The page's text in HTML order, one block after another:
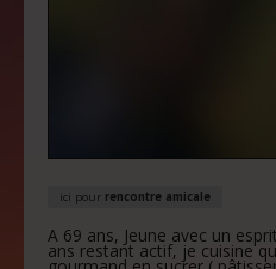
ici pour rencontre amicale
A 69 ans, Jeune avec un
ans restant actif, je cuisine